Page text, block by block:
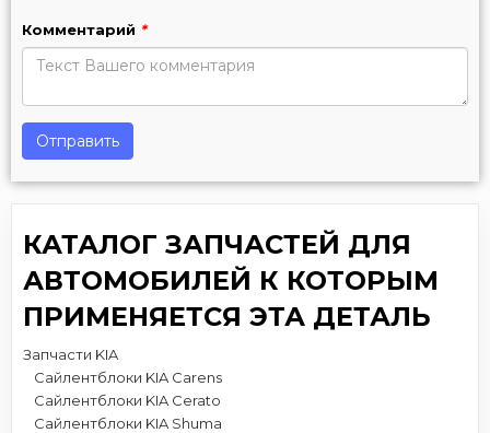
Комментарий *
Отправить
КАТАЛОГ ЗАПЧАСТЕЙ ДЛЯ
АВТОМОБИЛЕЙ К КОТОРЫМ
ПРИМЕНЯЕТСЯ ЭТА ДЕТАЛЬ
Запчасти KIA
Сайлентблоки KIA Carens
Сайлентблоки KIA Cerato
Сайлентблоки KIA Shuma